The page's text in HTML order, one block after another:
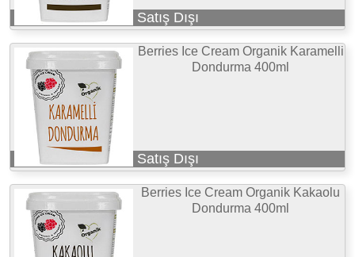
Satış Dışı
Berries Ice Cream Organik Karamelli
Dondurma 400ml
Satış Dışı
Berries Ice Cream Organik Kakaolu
Dondurma 400ml